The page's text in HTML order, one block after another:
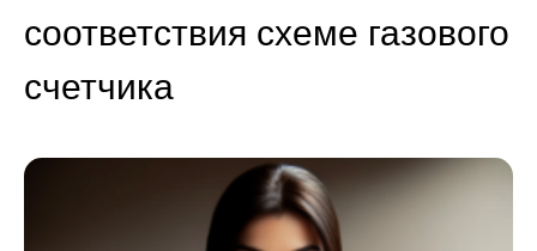
соответствия схеме газового
счетчика